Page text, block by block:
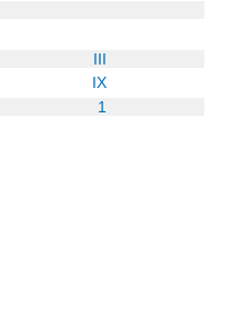
III
IX
1